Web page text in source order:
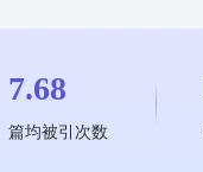
7.68
篇均被引次数